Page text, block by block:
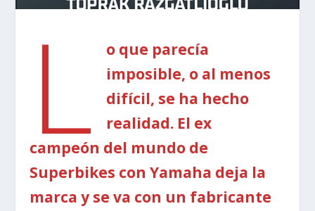
L
o que parecía
imposible, o al menos
difícil, se ha hecho
realidad. El ex
campeón del mundo de
Superbikes con Yamaha deja la
marca y se va con un fabricante